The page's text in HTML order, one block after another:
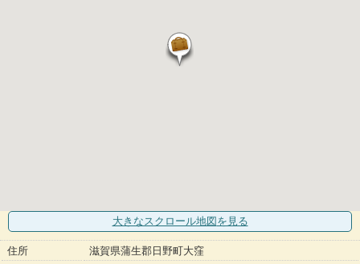
大きなスクロール地図 を見る
住所
滋賀県蒲生郡日野町大窪